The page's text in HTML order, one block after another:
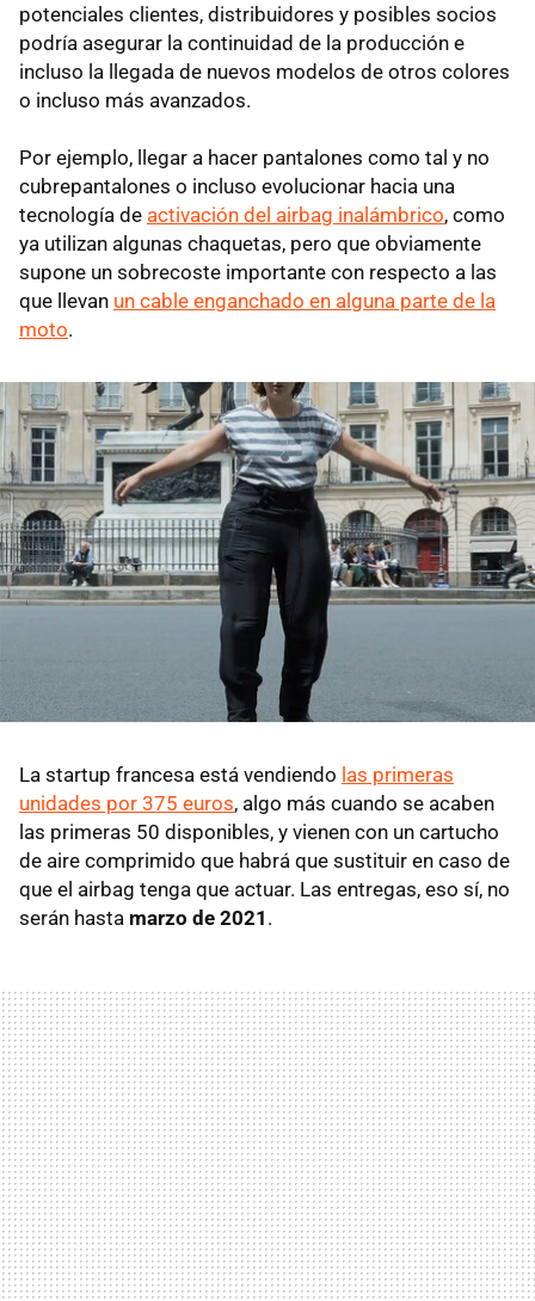
potenciales clientes, distribuidores y posibles socios
podría asegurar la continuidad de la producción e
incluso la llegada de nuevos modelos de otros colores
o incluso más avanzados.
Por ejemplo, llegar a hacer pantalones como tal y no
cubrepantalones o incluso evolucionar hacia una
tecnología de activación del airbag inalámbrico, como
ya utilizan algunas chaquetas, pero que obviamente
supone un sobrecoste importante con respecto a las
que llevan un cable enganchado en alguna parte de la
moto.
La startup francesa está vendiendo las primeras
unidades por 375 euros, algo más cuando se acaben
las primeras 50 disponibles, y vienen con un cartucho
de aire comprimido que habrá que sustituir en caso de
que el airbag tenga que actuar. Las entregas, eso sí, no
serán hasta marzo de 2021 .